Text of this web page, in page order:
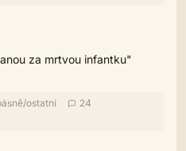
za mrtvou infantku"
/ostatní
24